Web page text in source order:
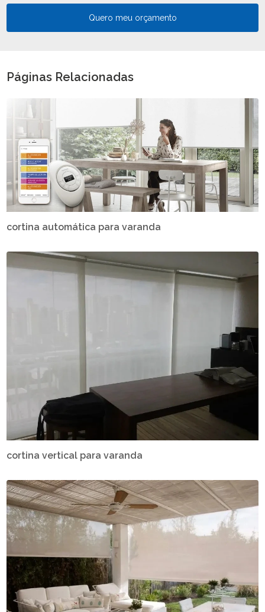
Quero meu orçamento
Páginas Relacionadas
cortina automática para varanda
cortina vertical para varanda